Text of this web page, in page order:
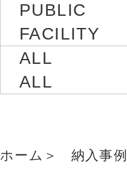
PUBLIC
FACILITY
ALL
ALL
ホーム 納入事例